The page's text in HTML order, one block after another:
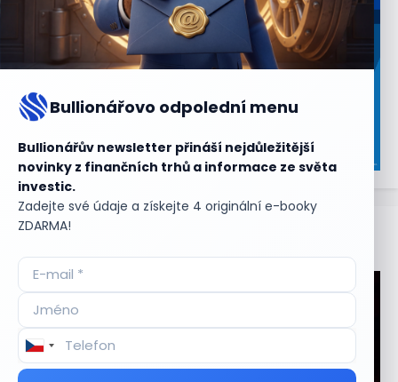
Bullionářovo odpolední menu
Bullionářův newsletter přináší nejdůležitější
novinky z finančních trhů a informace ze světa
investic.
Zadejte své údaje a získejte 4 originální e-booky
ZDARMA!Aktuální